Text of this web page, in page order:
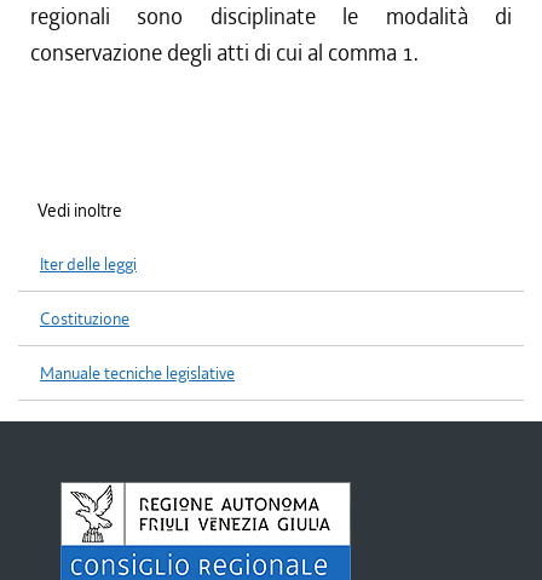
regionali sono disciplinate le modalità di
conservazione degli atti di cui al comma 1.
Vedi inoltre
Iter delle leggi
Costituzione
Manuale tecniche legislative